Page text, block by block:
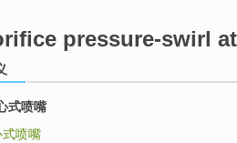
pressure-swirl
式喷嘴
喷嘴